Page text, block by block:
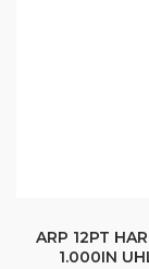
ARP 12PT
1.000IN